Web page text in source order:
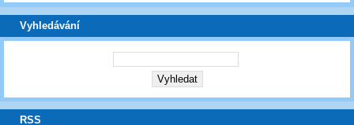
Vyhledávání
RSS